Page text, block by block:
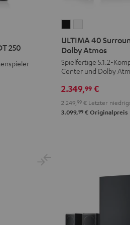
250
40
Surround
+
DENON
X3800H
Dolby
40
Surround
+
DENON
X3800H
Dolby
ULTIMA 40
Dolby Atmos
Spielfertige 5.1.2-
Center und Dolby
2.349,99 €
2.249, 99 € Letzter
3.099,99 € Originalpreis